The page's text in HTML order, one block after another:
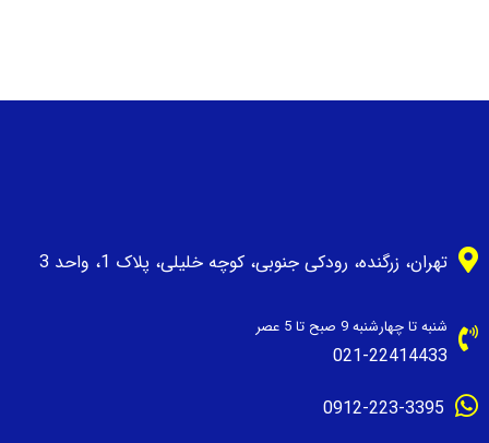
تهران، زرگنده، رودکی جنوبی، کوچه خلیلی، پلاک 1، واحد 3
شنبه تا چهارشنبه 9 صبح تا 5 عصر
021-22414433
0912-223-3395